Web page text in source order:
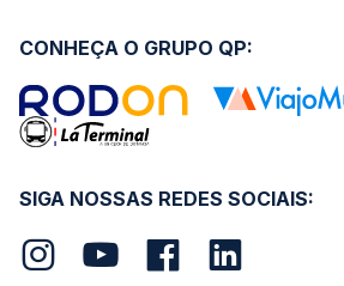
SIGA NOSSAS REDES SOCIAIS:
CONHEÇA O GRUPO QP: